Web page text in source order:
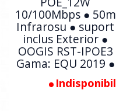
10/100Mbps ● 50m
Infrarosu ● suport
inclus Exterior ●
OOGIS RST-IPOE3
Gama: EQU 2019 ●
Indisponibil